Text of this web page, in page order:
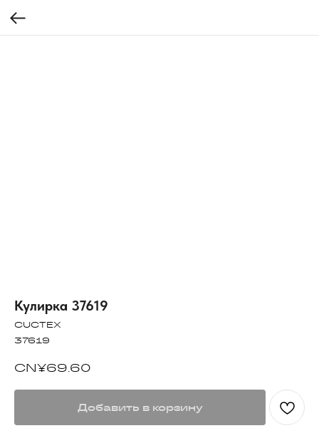
Кулирка 37619
CUCTEX
37619
CN¥69.60
Добавить в корзину